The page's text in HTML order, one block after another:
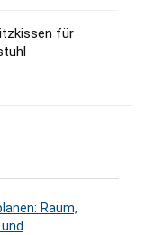
für
Raum,